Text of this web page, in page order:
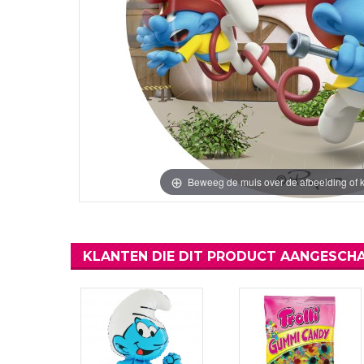
Meer Zien
Verjaardag
Verjaardag
Meer Zien
Beweeg de muis over de afbeelding of
KLANTEN DIE DIT PRODUCT